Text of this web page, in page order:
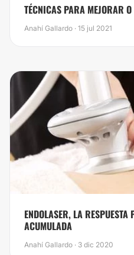
TÉCNICAS PARA MEJORAR
Anahí Gallardo · 15 jul 2021
ENDOLASER, LA
ACUMULADA
Anahí Gallardo · 3 dic 2020